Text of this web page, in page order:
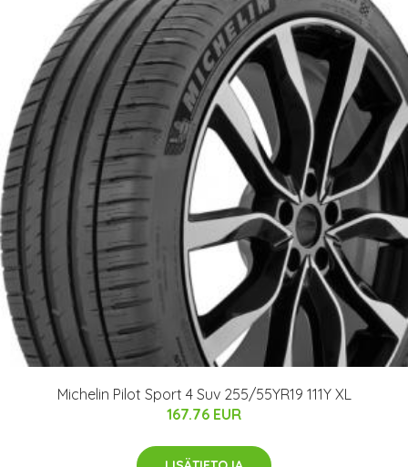
Michelin Pilot Sport 4 Suv 255/55YR19 111Y XL
167.76 EUR